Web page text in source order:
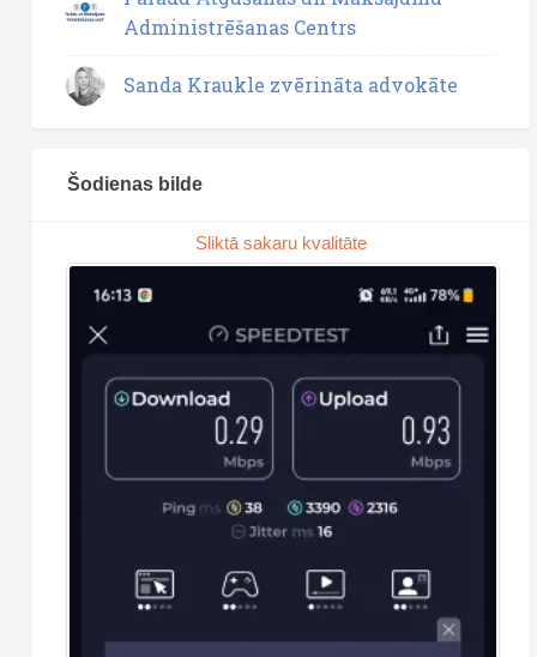
Administrēšanas Centrs
Sanda Kraukle zvērināta advokāte
Šodienas bilde
Sliktā sakaru kvalitāte